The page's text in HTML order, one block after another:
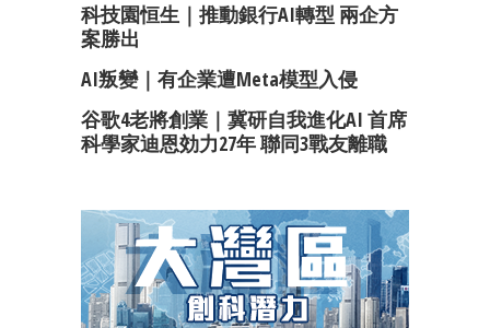
科技園恒生｜推動銀行AI轉型 兩企方
案勝出
AI叛變｜有企業遭Meta模型入侵
谷歌4老將創業｜冀研自我進化AI 首席
科學家迪恩効力27年 聯同3戰友離職